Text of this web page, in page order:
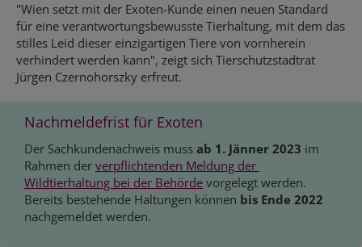
"Wien setzt mit der Exoten-Kunde einen neuen Standard
für eine verantwortungsbewusste Tierhaltung, mit dem das
stilles Leid dieser einzigartigen Tiere von vornherein
verhindert werden kann", zeigt sich Tierschutzstadtrat
Jürgen Czernohorszky erfreut.
Nachmeldefrist für Exoten
Der Sachkundenachweis muss ab 1. Jänner 2023 im
Rahmen der verpflichtenden Meldung der
Wildtierhaltung bei der Behörde vorgelegt werden.
Bereits bestehende Haltungen können bis Ende 2022
nachgemeldet werden.